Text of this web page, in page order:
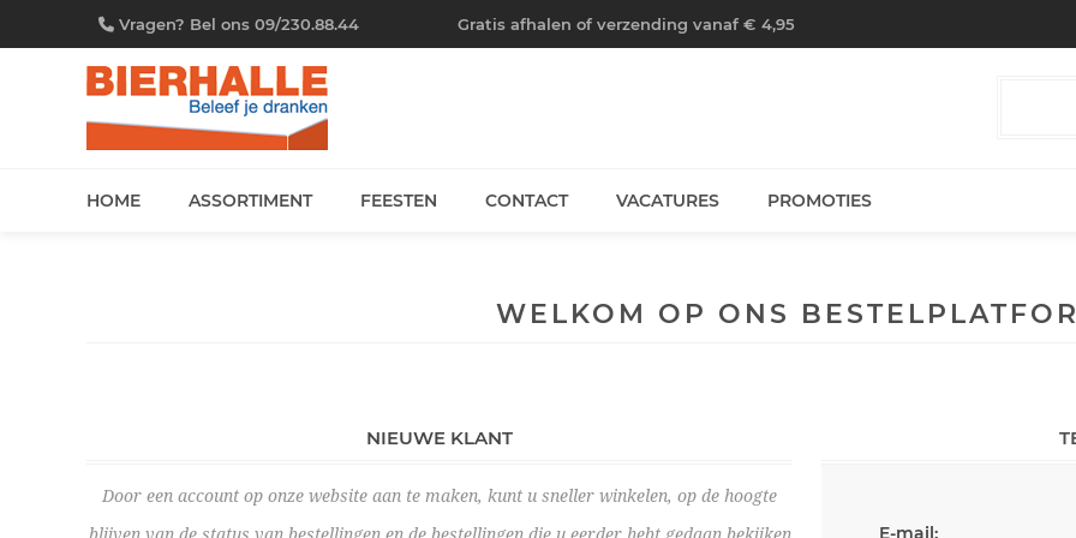
Vragen? Bel ons 09/230.88.44 Gratis afhalen of verzending vanaf € 4,95
HOME ASSORTIMENT FEESTEN CONTACT VACATURES PROMOTIES
WELKOM OP ONS
NIEUWE KLANT
Door een account op onze website aan te maken, kunt u sneller winkelen, op de hoogte
E-mail: